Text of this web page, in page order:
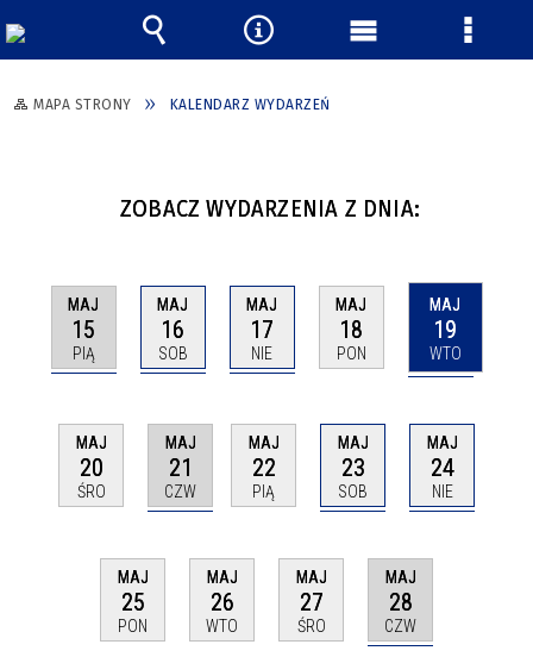
MAPA STRONY KALENDARZ WYDARZEŃ
ZOBACZ WYDARZENIA Z DNIA:
MAJ
15
PIĄ
MAJ
16
SOB
MAJ
17
NIE
MAJ
18
PON
MAJ
19
WTO
MAJ
20
ŚRO
MAJ
21
CZW
MAJ
22
PIĄ
MAJ
23
SOB
MAJ
24
NIE
MAJ
25
PON
MAJ
26
WTO
MAJ
27
ŚRO
MAJ
28
CZW
Wyszukiwarka
NarzędziaMenu
Menu